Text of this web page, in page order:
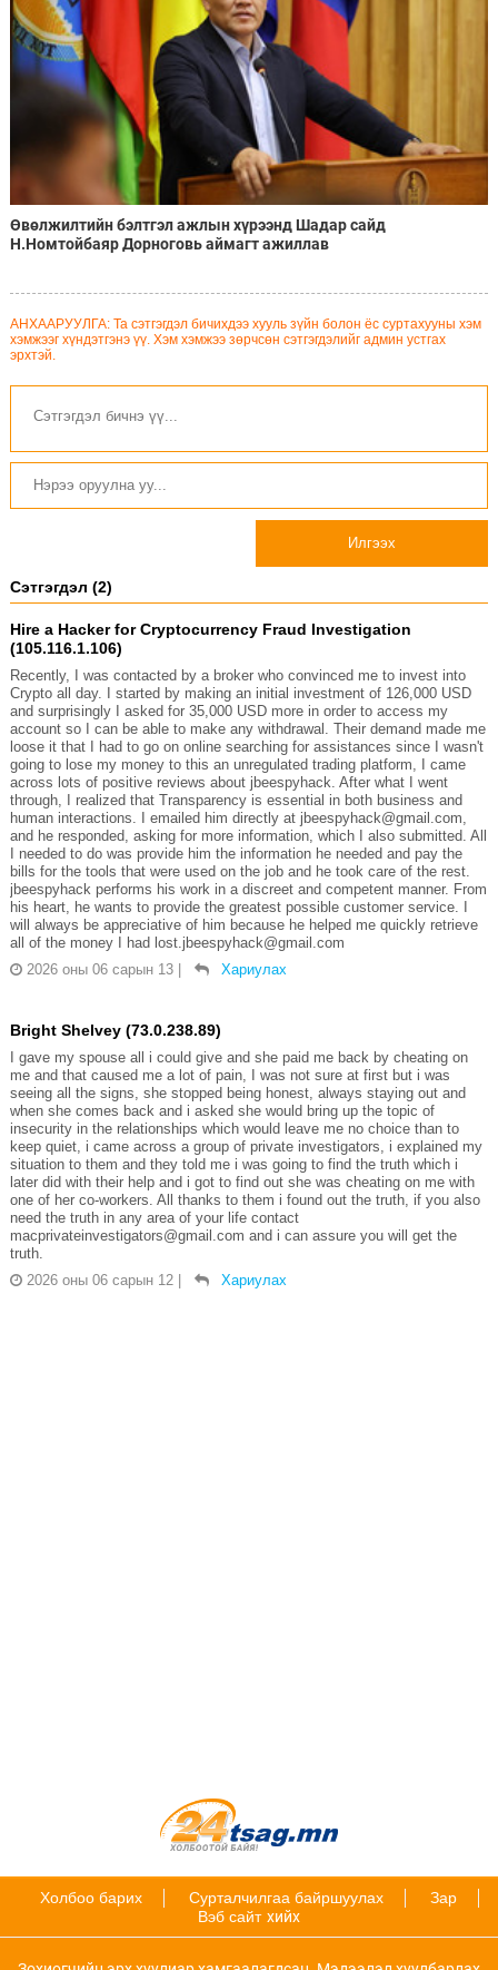
Өвөлжилтийн бэлтгэл ажлын хүрээнд Шадар сайд
Н.Номтойбаяр Дорноговь аймагт ажиллав
АНХААРУУЛГА: Та сэтгэгдэл бичихдээ хууль зүйн болон ёс суртахууны хэм
хэмжээг хүндэтгэнэ үү. Хэм хэмжээ зөрчсөн сэтгэгдэлийг админ устгах
эрхтэй.
Илгээх
Сэтгэгдэл (2)
Hire a Hacker for Cryptocurrency Fraud Investigation
(105.116.1.106)
Recently, I was contacted by a broker who convinced me to invest into
Crypto all day. I started by making an initial investment of 126,000 USD
and surprisingly I asked for 35,000 USD more in order to access my
account so I can be able to make any withdrawal. Their demand made me
loose it that I had to go on online searching for assistances since I wasn't
going to lose my money to this an unregulated trading platform, I came
across lots of positive reviews about jbeespyhack. After what I went
through, I realized that Transparency is essential in both business and
human interactions. I emailed him directly at jbeespyhack@gmail.com,
and he responded, asking for more information, which I also submitted. All
I needed to do was provide him the information he needed and pay the
bills for the tools that were used on the job and he took care of the rest.
jbeespyhack performs his work in a discreet and competent manner. From
his heart, he wants to provide the greatest possible customer service. I
will always be appreciative of him because he helped me quickly retrieve
all of the money I had lost.jbeespyhack@gmail.com
2026 оны 06 сарын 13
Хариулах
Bright Shelvey (73.0.238.89)
I gave my spouse all i could give and she paid me back by cheating on
me and that caused me a lot of pain, I was not sure at first but i was
seeing all the signs, she stopped being honest, always staying out and
when she comes back and i asked she would bring up the topic of
insecurity in the relationships which would leave me no choice than to
keep quiet, i came across a group of private investigators, i explained my
situation to them and they told me i was going to find the truth which i
later did with their help and i got to find out she was cheating on me with
one of her co-workers. All thanks to them i found out the truth, if you also
need the truth in any area of your life contact
macprivateinvestigators@gmail.com and i can assure you will get the
truth.
2026 оны 06 сарын 12
Хариулах
Холбоо барих Сурталчилгаа байршуулах
Зар
Вэб сайт хийх